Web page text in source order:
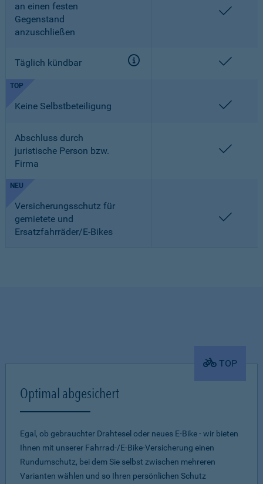
an einen festen
Gegenstand
anzuschließen
Täglich kündbar
TOP
Keine Selbstbeteiligung
Abschluss durch
juristische Person bzw.
Firma
NEU
Versicherungsschutz für
gemietete und
Ersatzfahrräder/E-Bikes
TOP
Optimal abgesichert
Egal, ob gebrauchter Drahtesel oder neues E-Bike - wir bieten
Ihnen mit unserer Fahrrad-/E-Bike-Versicherung einen
Rundumschutz, bei dem Sie selbst zwischen mehreren
Varianten wählen und so Ihren persönlichen Schutz